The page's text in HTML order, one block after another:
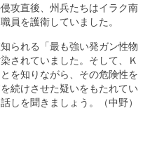
攻直後、州兵たちはイラク南
員を護衛していました。
られる「最も強い発ガン性物
されていました。そして、Ｋ
を知りながら、その危険性を
続けさせた疑いをもたれてい
しを聞きましょう。（中野）